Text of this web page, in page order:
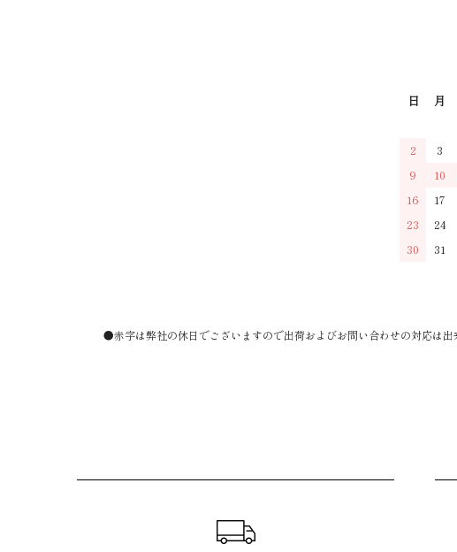
日 月
2
3
9
10
16
17
23
24
30
31
●赤字は弊社の休日でございますので出荷およびお問い合わせの対応は